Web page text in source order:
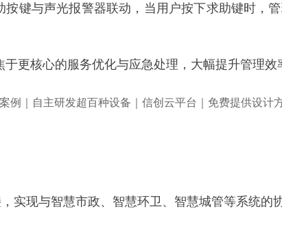
键与声光报警器联动，当用户按下求助键时，
更核心的服务优化与应急处理，大幅提升管理效
现与智慧市政、智慧环卫、智慧城管等系统的